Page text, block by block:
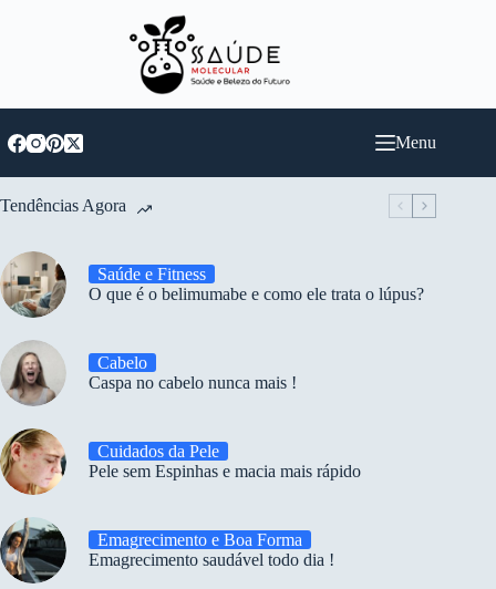
Menu
Tendências Agora
Saúde e Fitness
O que é o belimumabe e como ele trata o lúpus?
Cabelo
Caspa no cabelo nunca mais !
Cuidados da Pele
Pele sem Espinhas e macia mais rápido
Emagrecimento e Boa Forma
Emagrecimento saudável todo dia !